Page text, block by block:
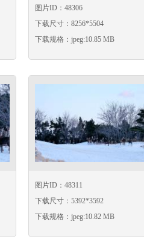
图片ID：48306
下载尺寸：8256*5504
下载规格：jpeg:10.85 MB
图片ID：48311
下载尺寸：5392*3592
下载规格：jpeg:10.82 MB